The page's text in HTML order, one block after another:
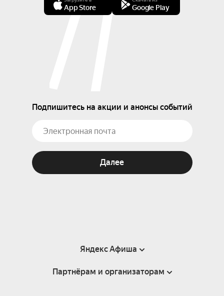
App Store Google Play
Подпишитесь на акции и анонсы событий
Далее
Яндекс Афиша
Справка
Партнёрам и организаторам